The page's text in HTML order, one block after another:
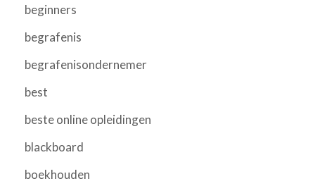
beginners
begrafenis
begrafenisondernemer
best
beste online opleidingen
blackboard
boekhouden